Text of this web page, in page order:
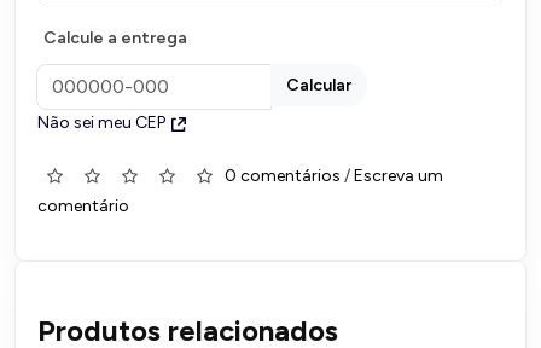
Calcule a entrega
Calcular
Não sei meu CEP
0 comentários /Escreva um
comentário
Produtos relacionados